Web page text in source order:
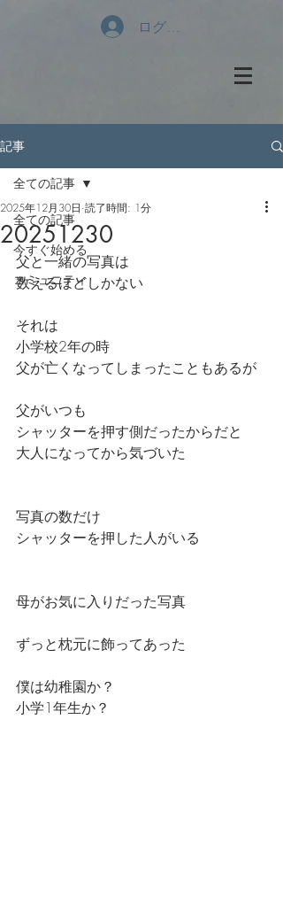
ログイン
記事
全ての記事
今すぐ始める
コミュニティ
全ての記事
20251230
2025年12月30日 読了時間: 1分
父と一緒の写真は
数えるほどしかない
それは
小学校2年の時
父が亡くなってしまったこともあるが
父がいつも
シャッターを押す側だったからだと
大人になってから気づいた
写真の数だけ
シャッターを押した人がいる
母がお気に入りだった写真
ずっと枕元に飾ってあった
僕は幼稚園か？
小学1年生か？